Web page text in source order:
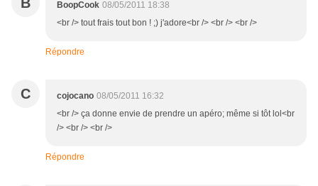
BoopCook 08/05/2011 18:38
<br /> tout frais tout bon ! ;) j'adore<br /> <br /> <br />
Répondre
C cojocano 08/05/2011 16:32
<br /> ça donne envie de prendre un apéro; même si tôt lol<br
/> <br /> <br />
Répondre